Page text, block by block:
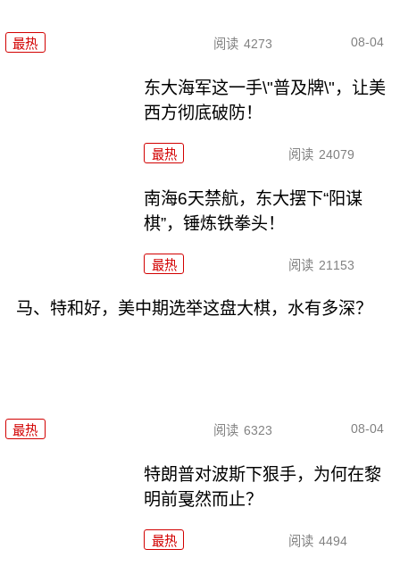
最热 阅读 4273 08-04
东大海军这一手\"普及牌\"，让美
西方彻底破防！
最热 阅读 24079
南海6天禁航，东大摆下“阳谋
棋”，锤炼铁拳头！
最热 阅读 21153
马、特和好，美中期选举这盘大棋，水有多深？
最热 阅读 6323 08-04
特朗普对波斯下狠手，为何在黎
明前戛然而止？
最热 阅读 4494